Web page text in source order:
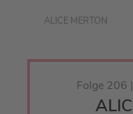
ALICE MERTON
Folge 206